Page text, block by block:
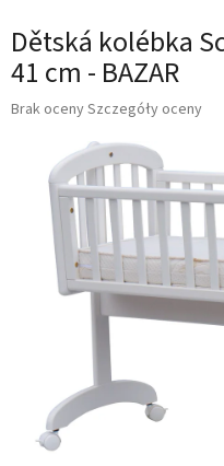
Dětská kolébka
41 cm - BAZAR
Średnia
produktu
wynosi
gwiazdek.
Brak ocenySzczegóły oceny